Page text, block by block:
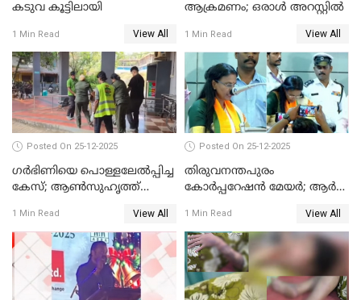
കടുവ കൂട്ടിലായി
1 Min Read View All
ആക്രമണം; ഒരാള്‍ അറസ്റ്റില്‍
1 Min Read View All
Posted On 25-12-2025
ഗര്‍ഭിണിയെ പൊള്ളലേല്‍പ്പിച്ച
കേസ്; ആണ്‍സുഹൃത്ത്
1 Min Read View All
Posted On 25-12-2025
തിരുവനന്തപുരം
കോര്‍പ്പറേഷന്‍ മേയർ; ആര്‍
1 Min Read View All